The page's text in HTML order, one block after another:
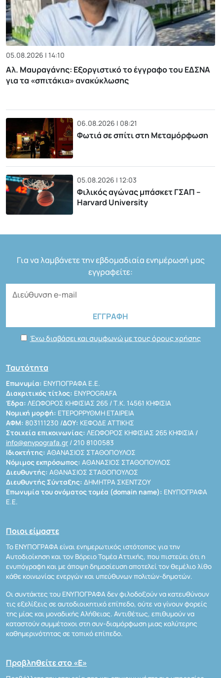
05.08.2026 | 14:10
Αλ. Μαυραγάνης: Εξοργιστικό το έγγραφο του ΕΔΣΝΑ
για τα «σπιτάκια» ανακύκλωσης
06.08.2026 | 08:21
Φωτιά σε σπίτι στη Μεταμόρφωση
05.08.2026 | 12:03
Φιλικός αγώνας μπάσκετ ΓΣΑΠ –
Harvard University
Για να λαμβάνετε την εβδομαδιαία ενημέρωσή μας
εγγραφείτε:
Έχω διαβάσει και συμφωνώ με τους όρους χρήσης
Ταυτότητα
Επωνυμία: ΕΝΥΠΟΓΡΑΦΑ Ε.Ε.
Διακριτικός τίτλος: ENYPOGRAFA
Έδρα: ΛΕΩΦΟΡΟΣ ΚΗΦΙΣΙΑΣ 265 / Τ.Κ. 14561 ΚΗΦΙΣΙΑ
Νομική μορφή: ΕΤΕΡΟΡΡΥΘΜΗ ΕΤΑΙΡΕΙΑ
ΑΦΜ: 803111230 /ΔΟΥ: ΚΕΦΟΔΕ ΑΤΤΙΚΗΣ
Στοιχεία επικοινωνίας: ΛΕΩΦΟΡΟΣ ΚΗΦΙΣΙΑΣ 265 ΚΗΦΙΣΙΑ /
info@enypografa.gr / 210 8100583
Ιδιοκτήτης: ΑΘΑΝΑΣΙΟΣ ΣΤΑΘΟΠΟΥΛΟΣ
Νόμιμος εκπρόσωπος: ΑΘΑΝΑΣΙΟΣ ΣΤΑΘΟΠΟΥΛΟΣ
Διευθυντής: ΑΘΑΝΑΣΙΟΣ ΣΤΑΘΟΠΟΥΛΟΣ
Διευθυντής Σύνταξης: ΔΗΜΗΤΡΑ ΣΚΕΝΤΖΟΥ
Επωνυμία του ονόματος τομέα (domain name): ΕΝΥΠΟΓΡΑΦΑ
Ε.Ε.
Ποιοι είμαστε
Το ΕΝΥΠΟΓΡΑΦΑ είναι ενημερωτικός ιστότοπος για την
Αυτοδιοίκηση και τον Βόρειο Τομέα Αττικής, που πιστεύει ότι η
ενυπόγραφη και με άποψη δημοσίευση αποτελεί τον θεμέλιο λίθο
κάθε κοινωνίας ενεργών και υπεύθυνων πολιτών-δημοτών.
Οι συντάκτες του ΕΝΥΠΟΓΡΑΦΑ δεν φιλοδοξούν να κατευθύνουν
τις εξελίξεις σε αυτοδιοικητικό επίπεδο, ούτε να γίνουν φορείς
της μίας και μοναδικής Αλήθειας. Αντιθέτως, επιθυμούν να
καταστούν συμμέτοχοι στη συν-διαμόρφωση μιας καλύτερης
καθημερινότητας σε τοπικό επίπεδο.
Προβληθείτε στο «Ε»